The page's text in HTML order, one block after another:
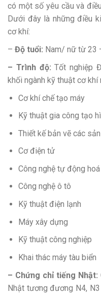
có một số yêu cầu và
Dưới đây là những điều
cơ khí:
– Độ tuổi: Nam/ nữ từ 23
– Trình độ: Tốt nghiệp
khối ngành kỹ thuật cơ khí
Cơ khí chế tạo máy
Kỹ thuật gia công tạo
Thiết kế bản vẽ các
Cơ điện tử
Công nghệ tự động hoá
Công nghệ ô tô
Kỹ thuật điện lạnh
Máy xây dựng
Kỹ thuật công nghiệp
Khai thác máy tàu biển
– Chứng chỉ tiếng Nhật:
Nhật tương đương N4,